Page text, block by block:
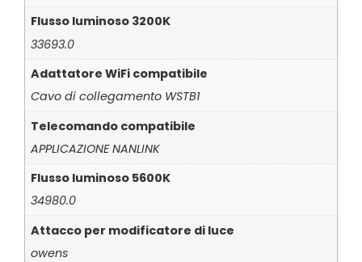
Flusso luminoso 3200K
33693.0
Adattatore WiFi compatibile
Cavo di collegamento WSTB1
Telecomando compatibile
APPLICAZIONE NANLINK
Flusso luminoso 5600K
34980.0
Attacco per modificatore di luce
owens